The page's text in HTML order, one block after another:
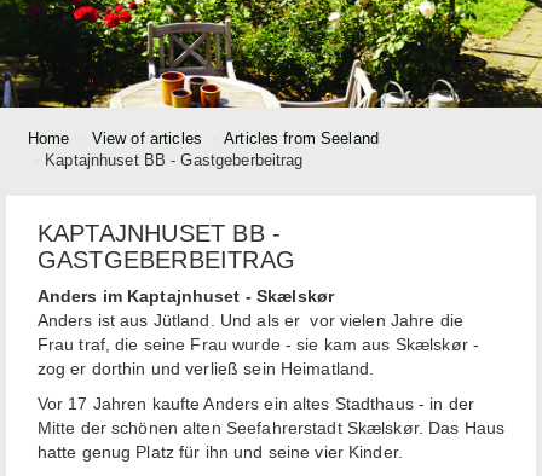
Home View of articles
Articles from Seeland
Kaptajnhuset BB - Gastgeberbeitrag
KAPTAJNHUSET BB -
GASTGEBERBEITRAG
Anders im Kaptajnhuset - Skælskør
Anders ist aus Jütland. Und als er vor vielen Jahre die
Frau traf, die seine Frau wurde - sie kam aus Skælskør -
zog er dorthin und verließ sein Heimatland.
Vor 17 Jahren kaufte Anders ein altes Stadthaus - in der
Mitte der schönen alten Seefahrerstadt Skælskør. Das Haus
hatte genug Platz für ihn und seine vier Kinder.